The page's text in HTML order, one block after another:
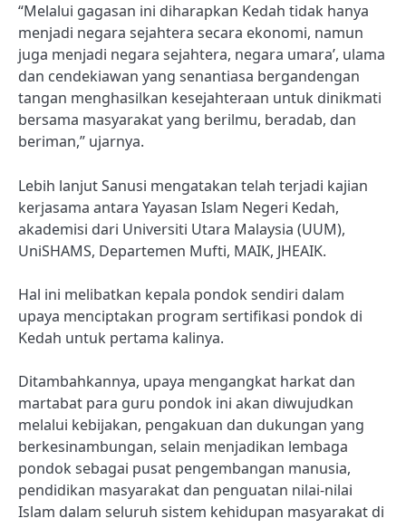
“Melalui gagasan ini diharapkan Kedah tidak hanya
menjadi negara sejahtera secara ekonomi, namun
juga menjadi negara sejahtera, negara umara’, ulama
dan cendekiawan yang senantiasa bergandengan
tangan menghasilkan kesejahteraan untuk dinikmati
bersama masyarakat yang berilmu, beradab, dan
beriman,” ujarnya.
Lebih lanjut Sanusi mengatakan telah terjadi kajian
kerjasama antara Yayasan Islam Negeri Kedah,
akademisi dari Universiti Utara Malaysia (UUM),
UniSHAMS, Departemen Mufti, MAIK, JHEAIK.
Hal ini melibatkan kepala pondok sendiri dalam
upaya menciptakan program sertifikasi pondok di
Kedah untuk pertama kalinya.
Ditambahkannya, upaya mengangkat harkat dan
martabat para guru pondok ini akan diwujudkan
melalui kebijakan, pengakuan dan dukungan yang
berkesinambungan, selain menjadikan lembaga
pondok sebagai pusat pengembangan manusia,
pendidikan masyarakat dan penguatan nilai-nilai
Islam dalam seluruh sistem kehidupan masyarakat di